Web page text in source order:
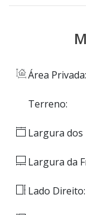
Área Privada:
Terreno:
Largura dos
Largura da
Lado Direito: